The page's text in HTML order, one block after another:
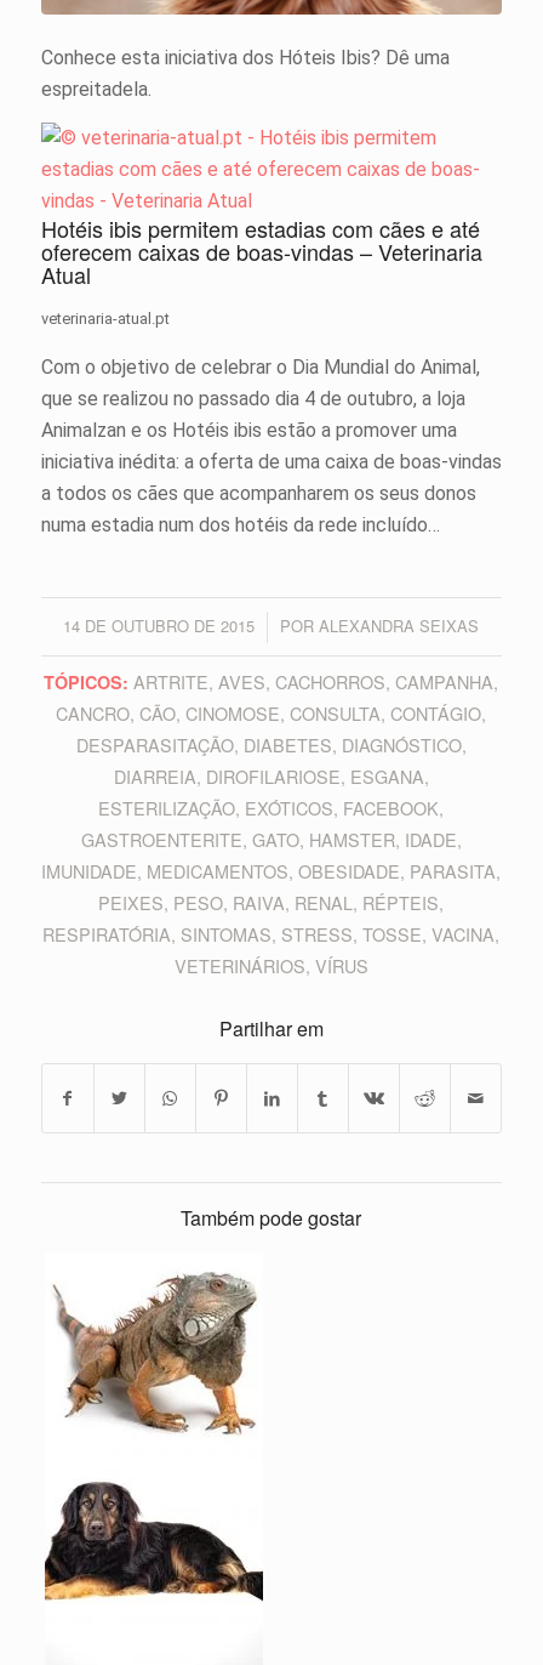
Conhece esta iniciativa dos Hóteis Ibis? Dê uma
espreitadela.
Hotéis ibis permitem estadias com cães e até
oferecem caixas de boas-vindas – Veterinaria
Atual
veterinaria-atual.pt
Com o objetivo de celebrar o Dia Mundial do Animal,
que se realizou no passado dia 4 de outubro, a loja
Animalzan e os Hotéis ibis estão a promover uma
iniciativa inédita: a oferta de uma caixa de boas-vindas
a todos os cães que acompanharem os seus donos
numa estadia num dos hotéis da rede incluído…
14 DE OUTUBRO DE 2015
/ PORALEXANDRA SEIXAS
TÓPICOS: ARTRITE,AVES,CACHORROS,CAMPANHA,
CANCRO,CÃO,CINOMOSE,CONSULTA,CONTÁGIO,
DESPARASITAÇÃO, DIABETES, DIAGNÓSTICO,
DIARREIA, DIROFILARIOSE, ESGANA,
ESTERILIZAÇÃO, EXÓTICOS, FACEBOOK,
GASTROENTERITE, GATO, HAMSTER, IDADE,
IMUNIDADE, MEDICAMENTOS,OBESIDADE, PARASITA,
PEIXES, PESO, RAIVA, RENAL , RÉPTEIS,
RESPIRATÓRIA, SINTOMAS, STRESS,TOSSE,VACINA,
VETERINÁRIOS, VÍRUS
Partilhar em
Também pode gostar